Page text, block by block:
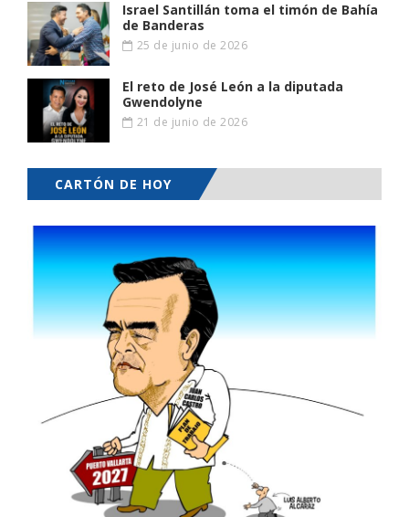
Israel Santillán toma el timón de Bahía
de Banderas
25 de junio de 2026
El reto de José León a la diputada
Gwendolyne
21 de junio de 2026
CARTÓN DE HOY